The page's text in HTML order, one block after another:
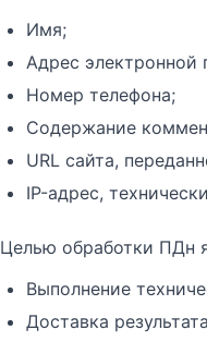
Имя;
Адрес электронной
Номер телефона;
Содержание
URL сайта,
IP-адрес,
Целью обработки ПДн
Выполнение
Доставка